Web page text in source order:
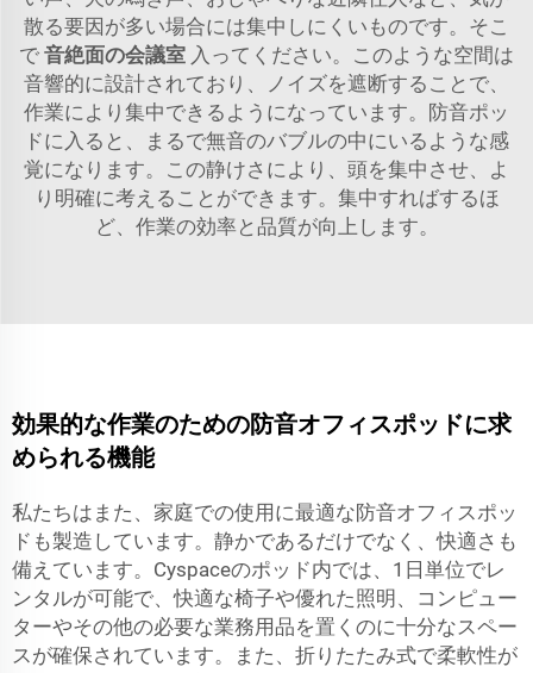
散る要因が多い場合には集中しにくいものです。そこ
で 音絶面の会議室 入ってください。このような空間は
音響的に設計されており、ノイズを遮断することで、
作業により集中できるようになっています。防音ポッ
ドに入ると、まるで無音のバブルの中にいるような感
覚になります。この静けさにより、頭を集中させ、よ
り明確に考えることができます。集中すればするほ
ど、作業の効率と品質が向上します。
効果的な作業のための防音オフィスポッドに求
められる機能
私たちはまた、家庭での使用に最適な防音オフィスポッ
ドも製造しています。静かであるだけでなく、快適さも
備えています。Cyspaceのポッド内では、1日単位でレ
ンタルが可能で、快適な椅子や優れた照明、コンピュー
ターやその他の必要な業務用品を置くのに十分なスペー
スが確保されています。また、折りたたみ式で柔軟性が